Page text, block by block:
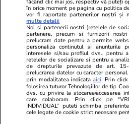
convențiile internaționale
prevalează în caz de conflict”
Știri România
Cum se derulează
de scufundare a celor patru
barje în Dunăre. În ce condiții
putea fi amânată acțiunea
făcând clic mai jos, respectiv vă puteți
în orice moment pe pagina cu politica
vor fi raportate partenerilor noștri și
multe detalii
Noi si partenerii nostri (retelele de
partenere, precum si furnizorii
prelucram date pentru a permite
personaliza continutul si anunturile
interesele si/sau profilul dvs., pentru
retelelor de socializare si pentru a
de drepturile prevazute de art.
prelucrarea datelor cu caracter
prin modalitatea indicataaici. Prin click
folosirea tuturor Tehnologiilor de tip
dvs. cu privire la stocarea/accesarea
care colaboram. Prin click pe
INDIVIDUAL” puteti schimba
cele legate de cookie strict necesare